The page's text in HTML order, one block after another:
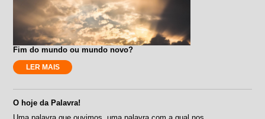
Fim do mundo ou mundo novo?
LER MAIS
O hoje da Palavra!